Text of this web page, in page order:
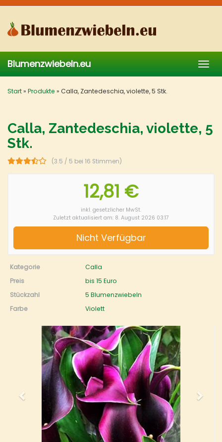
Skip
main
content
Blumenzwiebeln.eu
Start» Produkte » Calla, Zantedeschia, violette, 5 Stk.
Calla, Zantedeschia, violette, 5
Stk.
(3.5 / 5 bei 16 Stimmen)
12,81 €
inkl. gesetzlicher MwSt.
Zuletzt aktualisiert am: 8. August 2026 03:17
Nicht Verfügbar
Kategorie
Calla
Preis
bis 15 Euro
Stückzahl
5 Blumenzwiebeln
Farbe
Violett